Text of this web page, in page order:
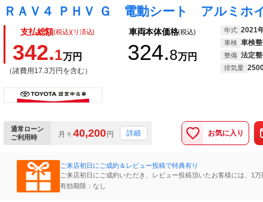
支払総額(税込)(リ済込)
342.1万円
（諸費用17.3万円を含む）
車両本体価格(税込)
324.8万円
年式 2021
車検 車検
整備 法定
排気量
通常ローン
ご利用時
月々 40,200円 詳細 お気に入り
ご来店初日にご成約＆レビュー投稿で特典有り
ご来店初日にご成約いただき、レビュー投稿頂いたお客様には、1万
特典をご用意しております♪お客様のご協力に感謝したお気持ちの特
有効期限：なし